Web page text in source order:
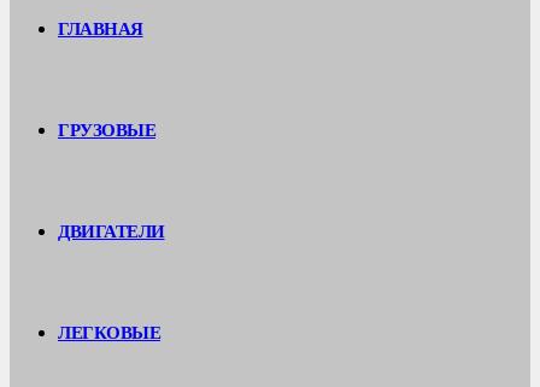
ГЛАВНАЯ
ГРУЗОВЫЕ
ДВИГАТЕЛИ
ЛЕГКОВЫЕ